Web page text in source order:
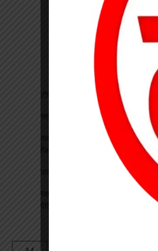
टीपी नगर में ऑटो चालकों की बैठक,
सागौन तस्करी पर वन विभाग की
सदस्यता सत्यापन को लेकर एचएमएस की
पावरलिफ्टिंग में कोरबा के खिलाड़ियों ने
रक्षाबंधन पर डाकघरों में विशेष व्यवस्था,